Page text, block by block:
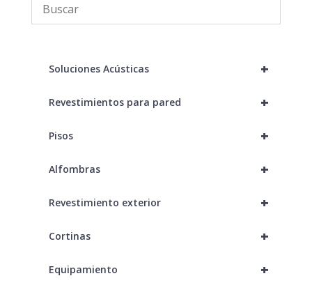
+
Soluciones Acústicas
+
Revestimientos para pared
+
Pisos
+
Alfombras
+
Revestimiento exterior
+
Cortinas
+
Equipamiento